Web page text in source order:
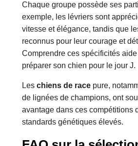
Chaque groupe possède ses
exemple, les lévriers sont
vitesse et élégance, tandis que
reconnus pour leur courage et
Comprendre ces spécificités
préparer son chien pour le jour J.
Les chiens de racepure,
de lignées de champions, ont
avantage dans ces compétitions
standards génétiques élevés.